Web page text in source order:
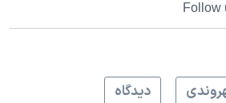
Follow
دیدگاه